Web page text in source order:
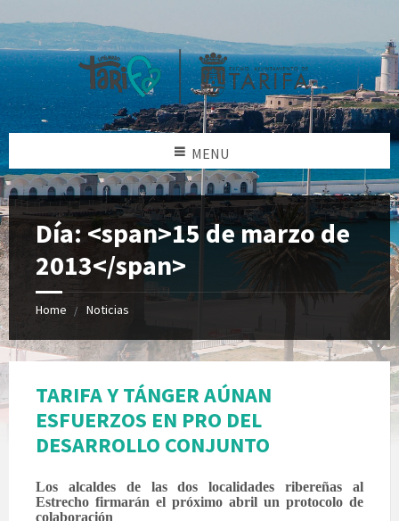
MENU
Día: <span>15 de marzo de
2013</span>
Home Noticias
TARIFA Y TÁNGER AÚNAN
ESFUERZOS EN PRO DEL
DESARROLLO CONJUNTO
Los alcaldes de las dos localidades ribereñas al
Estrecho firmarán el próximo abril un protocolo de
colaboración